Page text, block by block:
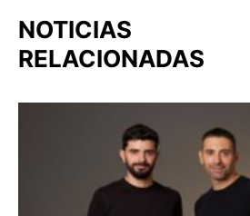
NOTICIAS
RELACIONADAS